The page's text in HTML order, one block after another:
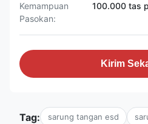
Kemampuan
Pasokan:
100.000 tas
Kirim
Tag: sarung tangan esd